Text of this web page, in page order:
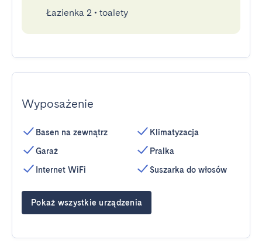
Łazienka 2 • toalety
Wyposażenie
Basen na zewnątrz
Garaż
Internet WiFi
Klimatyzacja
Pralka
Suszarka do włosów
Pokaż wszystkie urządzenia